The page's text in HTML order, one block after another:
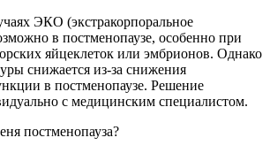
ЭКО (экстракорпоральное
в постменопаузе, особенно при
яйцеклеток или эмбрионов. Однако
снижается из-за снижения
в постменопаузе. Решение
с медицинским специалистом.
постменопауза?